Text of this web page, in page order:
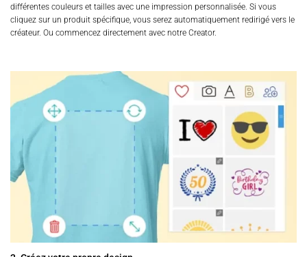
différentes couleurs et tailles avec une impression personnalisée. Si vous
cliquez sur un produit spécifique, vous serez automatiquement redirigé vers le
créateur. Ou commencez directement avec notre Creator.